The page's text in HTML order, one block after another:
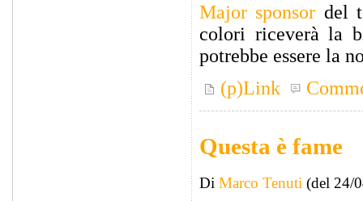
Major sponsor del
colori riceverà la
potrebbe essere la
(p)Link
Questa è fame
Di Marco Tenuti (del 24/